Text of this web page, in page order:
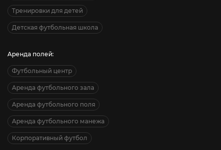
Тренировки для детей
Детская футбольная школа
Аренда полей:
Футбольный центр
Аренда футбольного зала
Аренда футбольного поля
Аренда футбольного манежа
Корпоративный футбол